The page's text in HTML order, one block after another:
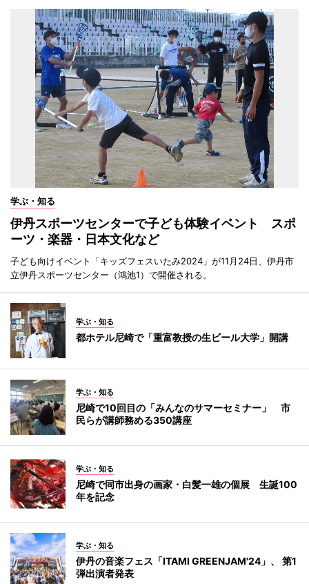
学ぶ・知る
伊丹スポーツセンターで子ども体験イベント スポ
ーツ・楽器・日本文化など
子ども向けイベント「キッズフェスいたみ2024」が11月24日、伊丹市
立伊丹スポーツセンター（鴻池1）で開催される。
学ぶ・知る
都ホテル尼崎で「重富教授の生ビール大学」開講
学ぶ・知る
尼崎で10回目の「みんなのサマーセミナー」 市
民らが講師務める350講座
学ぶ・知る
尼崎で同市出身の画家・白髪一雄の個展 生誕100
年を記念
学ぶ・知る
伊丹の音楽フェス「ITAMI GREENJAM'24」、 第1
弾出演者発表